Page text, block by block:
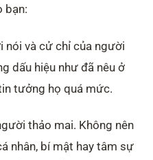
bạn:
nói và cử chỉ của người
dấu hiệu như đã nêu ở
tưởng họ quá mức.
thảo mai. Không nên
nhân, bí mật hay tâm sự